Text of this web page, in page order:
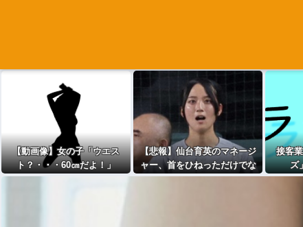
【動画像】女の子「ウエス
ト？・・・60㎝だよ！」
【悲報】仙台育英のマネージ
ャー、首をひねっただけでな
ぜかウインクしたことにされ
接客
ズ